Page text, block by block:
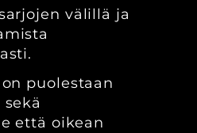
välillä ja
puolestaan
että oikean